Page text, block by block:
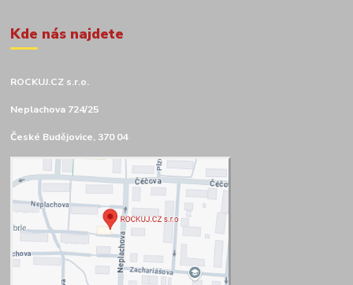
Kde nás najdete
ROCKUJ.CZ s.r.o.
Neplachova 724/25
České Budějovice, 370 04